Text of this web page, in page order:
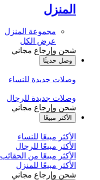
المنزل
مجموعة المنزل
عرض الكل
شحن وإرجاع مجاني
وصل حديثًا
وصلات جديدة للنساء
وصلات جديدة للرجال
شحن وإرجاع مجاني
الأكثر مبيعًا
الأكثر مبيعًا للنساء
الأكثر مبيعًا للرجال
الأكثر مبيعًا من الحقائب
الأكثر مبيعًا للمنزل
شحن وإرجاع مجاني